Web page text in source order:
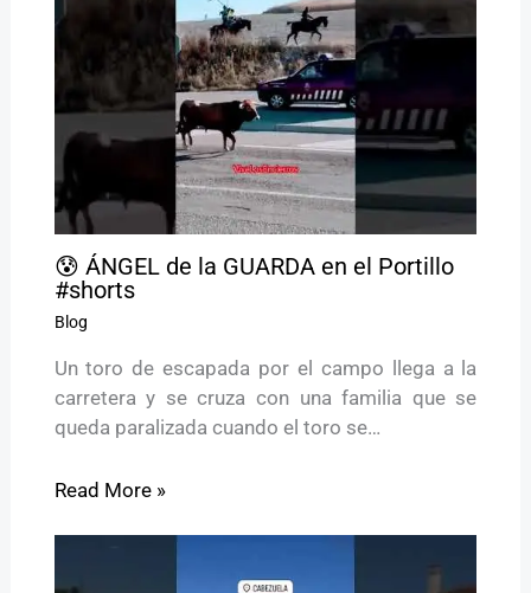
😰 ÁNGEL de la GUARDA en el Portillo
#shorts
Blog
Un toro de escapada por el campo llega a la
carretera y se cruza con una familia que se
queda paralizada cuando el toro se…
Read More »